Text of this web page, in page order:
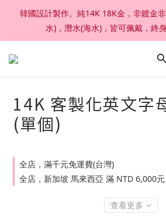
加入官網會員，結帳享92折扣 ; 滿六
韓國設計製作。純14K 18K金，非鍍金
水)，潛水(海水)，皆可佩戴，終
加入官網會員，結帳享92折扣 ; 滿六
14K 客製化英文字
(單個)
全店，滿千元免運費(台灣)
全店，新加坡 馬來西亞 滿 NTD 6,000
查看更多